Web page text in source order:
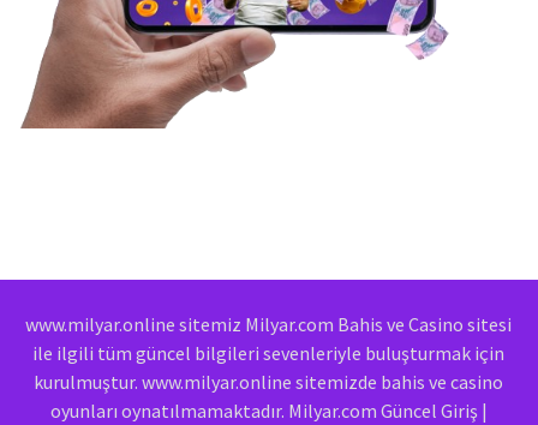
www.milyar.online sitemiz Milyar.com Bahis ve Casino sitesi
ile ilgili tüm güncel bilgileri sevenleriyle buluşturmak için
kurulmuştur. www.milyar.online sitemizde bahis ve casino
oyunları oynatılmamaktadır. Milyar.com Güncel Giriş |